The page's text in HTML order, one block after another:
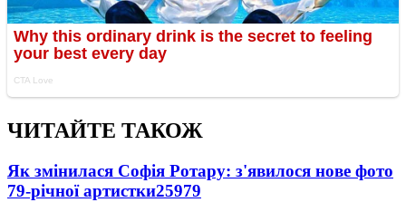
ЧИТАЙТЕ ТАКОЖ
Як змінилася Софія Ротару: з'явилося нове фото
79-річної артистки25979